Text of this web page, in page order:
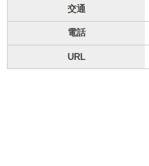
交通
電話
URL